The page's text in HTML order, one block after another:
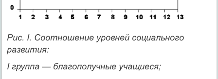
Рис. I. Соотношение уровней социального
развития:
I группа — благополучные учащиеся;